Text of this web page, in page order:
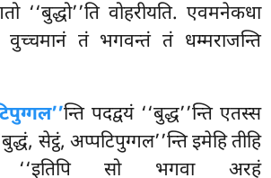
‘‘बुद्धो’’ति वोहरीयति. एवमनेकधा
वुच्चमानं तं भगवन्तं तं धम्मराजन्ति
न्ति पदद्वयं ‘‘बुद्ध’’न्ति एतस्स
सेट्ठं, अप्पटिपुग्गल’’न्ति इमेहि तीहि
‘‘इतिपि सो भगवा अरहं